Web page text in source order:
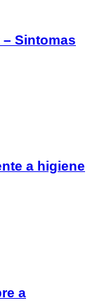
Sintomas
a higiene
a